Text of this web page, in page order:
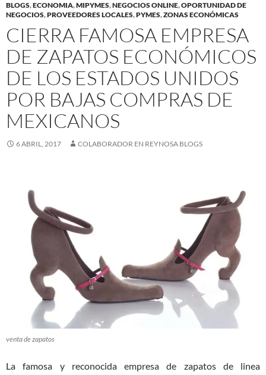
BLOGS,ECONOMIA,MIPYMES,NEGOCIOS ONLINE,OPORTUNIDAD DE
NEGOCIOS,PROVEEDORES LOCALES,PYMES,ZONAS ECONÓMICAS
CIERRA FAMOSA EMPRESA
DE ZAPATOS ECONÓMICOS
DE LOS ESTADOS UNIDOS
POR BAJAS COMPRAS DE
MEXICANOS
6 ABRIL, 2017 COLABORADOR EN REYNOSA BLOGS
venta de zapatos
La famosa y reconocida empresa de zapatos de linea